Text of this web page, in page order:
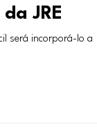
JRE
será incorporá-lo a